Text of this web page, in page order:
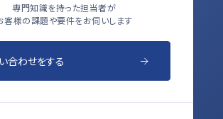
専門知識を持った担当者が
客様の課題や要件をお伺いします
合わせをする